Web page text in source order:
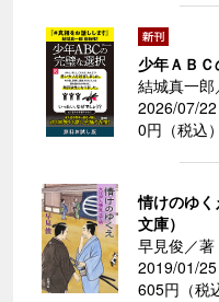
少年ＡＢ
結城真一郎
2026/07/22
0円（税込）
情けのゆ
文庫）
早見俊／著
2019/01/25
605円（税